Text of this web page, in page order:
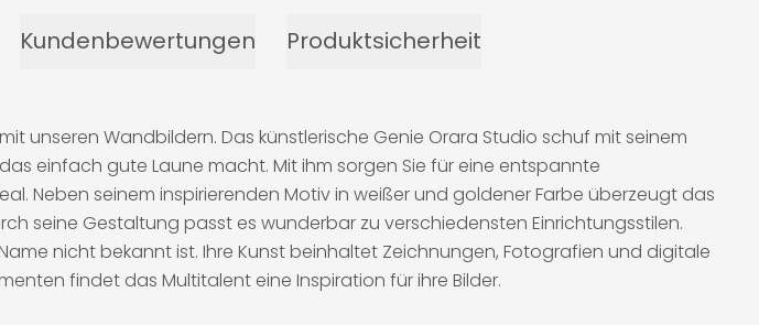
Kundenbewertungen Produktsicherheit
unseren Wandbildern. Das künstlerische Genie Orara Studio schuf mit seinem
einfach gute Laune macht. Mit ihm sorgen Sie für eine entspannte
Neben seinem inspirierenden Motiv in weißer und goldener Farbe überzeugt das
seine Gestaltung passt es wunderbar zu verschiedensten Einrichtungsstilen.
nicht bekannt ist. Ihre Kunst beinhaltet Zeichnungen, Fotografien und digitale
findet das Multitalent eine Inspiration für ihre Bilder.